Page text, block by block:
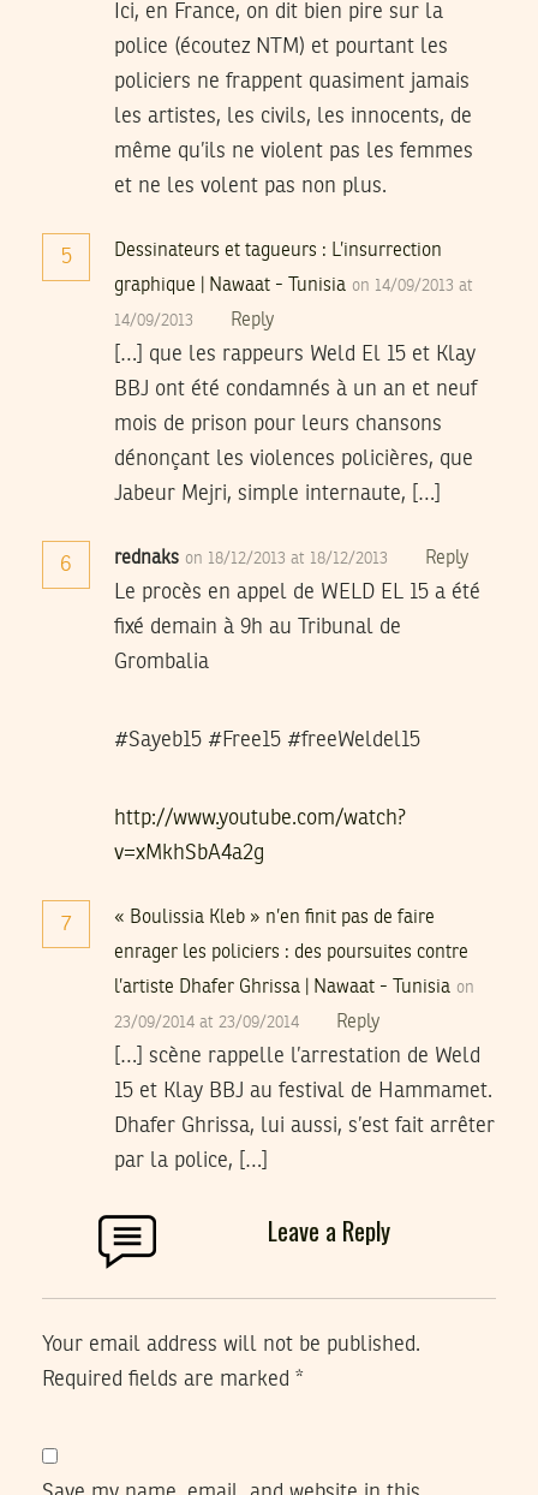
Ici, en France, on dit bien pire sur la
police (écoutez NTM) et pourtant les
policiers ne frappent quasiment jamais
les artistes, les civils, les innocents, de
même qu’ils ne violent pas les femmes
et ne les volent pas non plus.
5
Dessinateurs et tagueurs : L’insurrection
graphique | Nawaat - Tunisia on 14/09/2013 at
14/09/2013 Reply
[…] que les rappeurs Weld El 15 et Klay
BBJ ont été condamnés à un an et neuf
mois de prison pour leurs chansons
dénonçant les violences policières, que
Jabeur Mejri, simple internaute, […]
6 rednaks on 18/12/2013 at 18/12/2013 Reply
Le procès en appel de WELD EL 15 a été
fixé demain à 9h au Tribunal de
Grombalia
‪#‎Sayeb15‬ ‪#‎Free15‬ ‪#‎freeWeldel15‬
http://www.youtube.com/watch?
v=xMkhSbA4a2g
7
« Boulissia Kleb » n’en finit pas de faire
enrager les policiers : des poursuites contre
l’artiste Dhafer Ghrissa | Nawaat - Tunisia on
23/09/2014 at 23/09/2014 Reply
[…] scène rappelle l’arrestation de Weld
15 et Klay BBJ au festival de Hammamet.
Dhafer Ghrissa, lui aussi, s’est fait arrêter
par la police, […]
Leave a Reply
Your email address will not be published.
Required fields are marked *